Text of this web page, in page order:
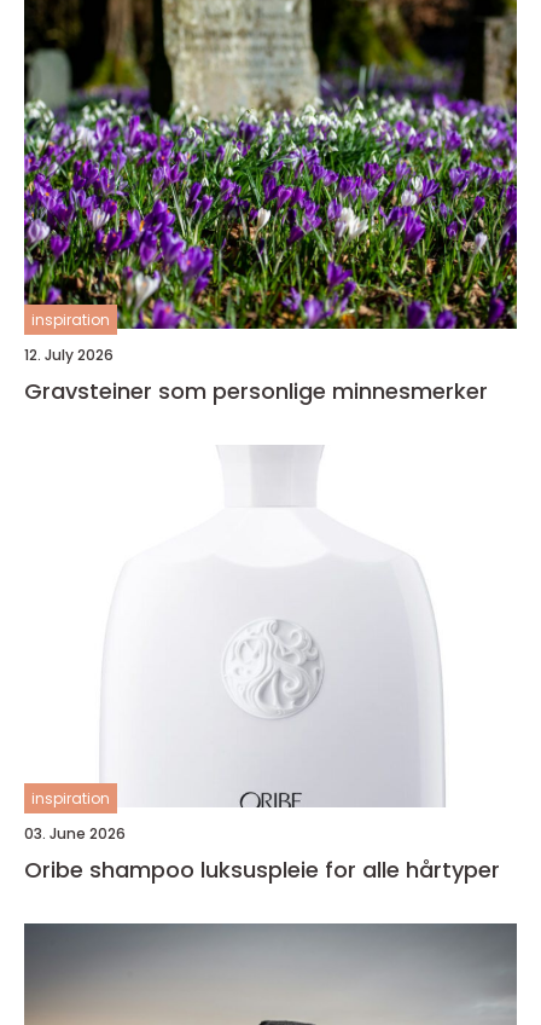
inspiration
12. July 2026
Gravsteiner som personlige minnesmerker
inspiration
03. June 2026
Oribe shampoo luksuspleie for alle hårtyper